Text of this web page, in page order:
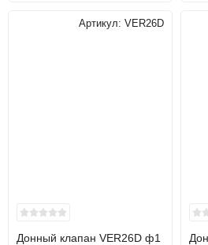
Артикул: VER26D
Донный клапан VER26D ф1